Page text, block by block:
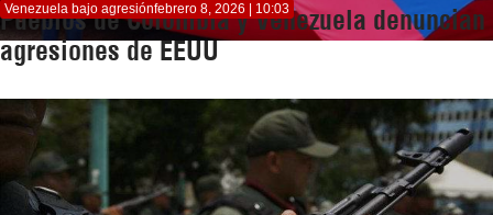
Venezuela bajo agresiónfebrero 8, 2026 | 10:03
Pueblos de Colombia y Venezuela denuncian
agresiones de EEUU